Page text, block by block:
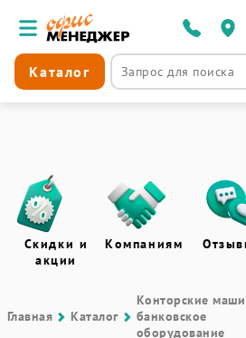
Каталог
Скидки и
акции
Компаниям
Главная Каталог
Контоpские
банковское
оборудование